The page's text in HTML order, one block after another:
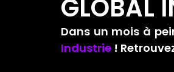
GLOBAL
Dans un mois à
Industrie !